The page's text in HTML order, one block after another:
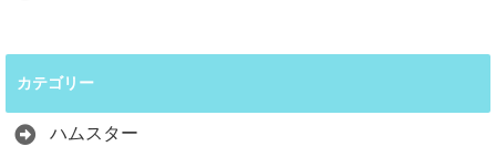
カテゴリー
ハムスター